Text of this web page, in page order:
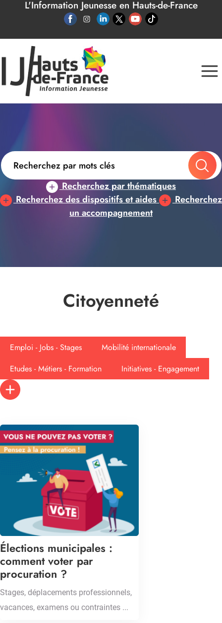
Panneau de gestion des cookies
L'Information Jeunesse en Hauts-de-France
Recherchez par thématiques
Recherchez des dispositifs et aides
Recherchez
un accompagnement
Citoyenneté
Emploi - Jobs - Stages
Mobilité internationale
Etudes - Métiers - Formation
Initiatives - Engagement
Élections municipales :
comment voter par
procuration ?
Stages, déplacements professionnels,
vacances, examens ou contraintes ...